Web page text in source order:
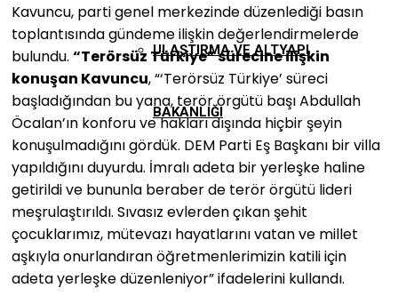
ULAŞTIRMA VE ALTYAPI
BAKANLIĞI
Kavuncu, parti genel merkezinde düzenlediği basın
toplantısında gündeme ilişkin değerlendirmelerde
bulundu. “Terörsüz Türkiye” sürecine ilişkin
konuşan Kavuncu, “‘Terörsüz Türkiye’ süreci
başladığından bu yana, terör örgütü başı Abdullah
Öcalan’ın konforu ve hakları dışında hiçbir şeyin
konuşulmadığını gördük. DEM Parti Eş Başkanı bir villa
yapıldığını duyurdu. İmralı adeta bir yerleşke haline
getirildi ve bununla beraber de terör örgütü lideri
meşrulaştırıldı. Sıvasız evlerden çıkan şehit
çocuklarımız, mütevazı hayatlarını vatan ve millet
aşkıyla onurlandıran öğretmenlerimizin katili için
adeta yerleşke düzenleniyor” ifadelerini kullandı.